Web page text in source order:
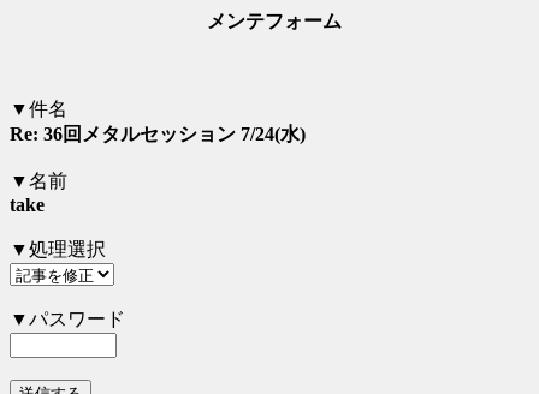
メンテフォーム
▼件名
Re: 36回メタルセッション 7/24(水)
▼名前
take
▼処理選択
▼パスワード